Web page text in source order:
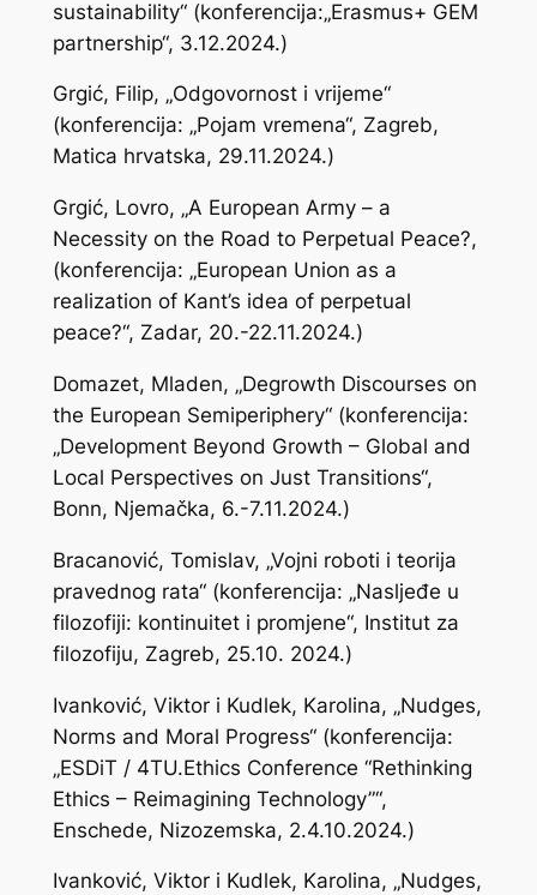
sustainability“ (konferencija:„Erasmus+ GEM
partnership“, 3.12.2024.)
Grgić, Filip, „Odgovornost i vrijeme“
(konferencija: „Pojam vremena“, Zagreb,
Matica hrvatska, 29.11.2024.)
Grgić, Lovro, „A European Army – a
Necessity on the Road to Perpetual Peace?,
(konferencija: „European Union as a
realization of Kant’s idea of perpetual
peace?“, Zadar, 20.-22.11.2024.)
Domazet, Mladen, „Degrowth Discourses on
the European Semiperiphery“ (konferencija:
„Development Beyond Growth – Global and
Local Perspectives on Just Transitions“,
Bonn, Njemačka, 6.-7.11.2024.)
Bracanović, Tomislav, „Vojni roboti i teorija
pravednog rata“ (konferencija: „Nasljeđe u
filozofiji: kontinuitet i promjene“, Institut za
filozofiju, Zagreb, 25.10. 2024.)
Ivanković, Viktor i Kudlek, Karolina, „Nudges,
Norms and Moral Progress“ (konferencija:
„ESDiT / 4TU.Ethics Conference “Rethinking
Ethics – Reimagining Technology”“,
Enschede, Nizozemska, 2.4.10.2024.)
Ivanković, Viktor i Kudlek, Karolina, „Nudges,